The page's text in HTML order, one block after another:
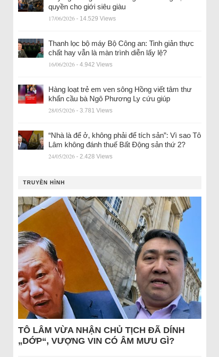
quyền cho giới siêu giàu
17/06/2026 - 14.529 Views
Thanh lọc bộ máy Bộ Công an: Tinh giản thực
chất hay vẫn là màn trình diễn lấy lệ?
16/06/2026 - 4.942 Views
Hàng loạt trẻ em ven sông Hồng viết tâm thư
khẩn cầu bà Ngô Phương Ly cứu giúp
28/05/2026 - 3.781 Views
“Nhà là để ở, không phải để tích sản”: Vì sao Tô
Lâm không đánh thuế Bất Động sản thứ 2?
24/05/2026 - 2.428 Views
TRUYỀN HÌNH
TÔ LÂM VỪA NHẬN CHỦ TỊCH ĐÃ DÍNH
„DỚP“, VƯỢNG VIN CÓ ÂM MƯU GÌ?